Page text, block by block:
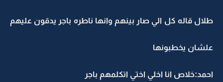
طلال قاله كل الي صار بينهم وانها ناطره باجر يدقون عليهم
علشان يخطبونها
احمد:خلاص انا اخلي اختي اتكلمهم باجر